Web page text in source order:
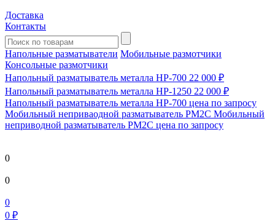
Доставка
Контакты
Напольные разматыватели Мобильные размотчики
Консольные размотчики
Напольный разматыватель металла HP-700 22 000 ₽
Напольный разматыватель металла HP-1250 22 000 ₽
Напольный разматыватель металла HP-700 цена по запросу
Мобильный непривaодной разматыватель РМ2С Мобильный
неприводной разматыватель РМ2С цена по запросу
0
0
0
0 ₽